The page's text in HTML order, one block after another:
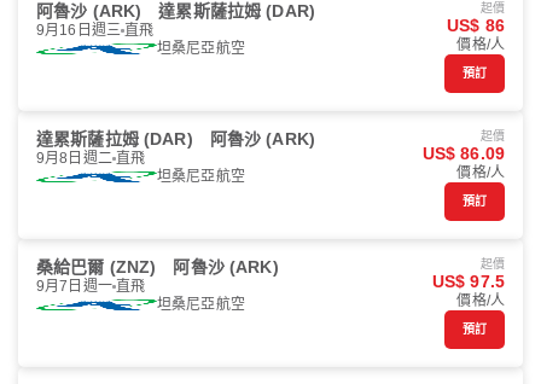
阿魯沙 (ARK) 達累斯薩拉姆 (DAR)
9月16日週三 直飛
坦桑尼亞航空
起價
US$ 86
價格/人
預訂
達累斯薩拉姆 (DAR) 阿魯沙 (ARK)
9月8日週二 直飛
坦桑尼亞航空
起價
US$ 86.09
價格/人
預訂
桑給巴爾 (ZNZ) 阿魯沙 (ARK)
9月7日週一 直飛
坦桑尼亞航空
起價
US$ 97.5
價格/人
預訂